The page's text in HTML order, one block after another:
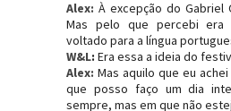
Alex: À excepção do Gabriel
Mas pelo que percebi era
voltado para a língua
W&L: Era essa a ideia do
Alex: Mas aquilo que eu
que posso faço um dia
sempre, mas em que não